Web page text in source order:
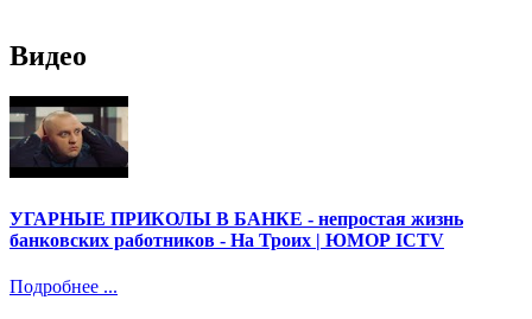
Видео
УГАРНЫЕ ПРИКОЛЫ В БАНКЕ - непростая жизнь
банковских работников - На Троих | ЮМОР ICTV
Подробнее ...